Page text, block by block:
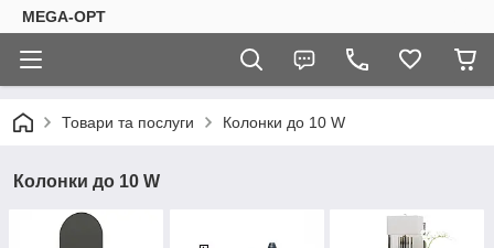
MEGA-OPT
Товари та послуги Колонки до 10 W
Колонки до 10 W